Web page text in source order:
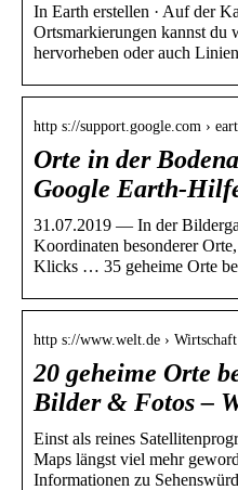
In Earth erstellen · Auf der
Ortsmarkierungen kannst du
hervorheben oder auch
http s://support.google.com ›
Orte in der
Google Earth-
31.07.2019 — In der
Koordinaten besonderer
Klicks … 35 geheime Orte
http s://www.welt.de ›
20 geheime Orte
Bilder & Fotos –
Einst als reines
Maps längst viel mehr
Informationen zu